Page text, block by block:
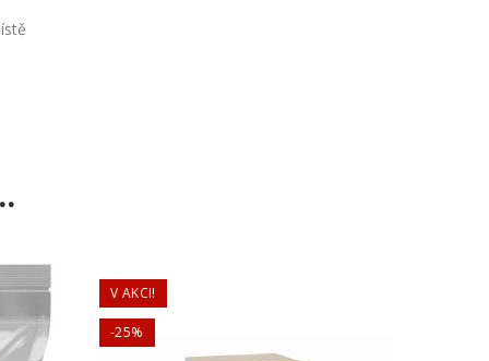
V AKCI!
-25%